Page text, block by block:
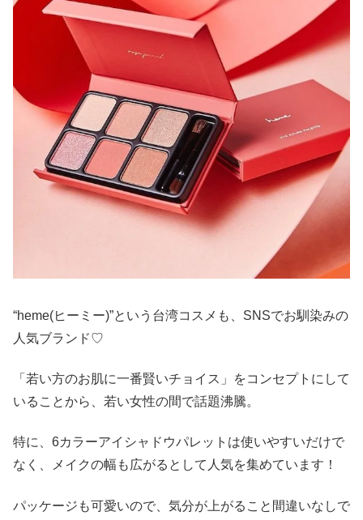
“heme(ヒーミー)”という台湾コスメも、SNSでお馴染みの
人気ブランド♡
「若い方のお肌に一番賢いチョイス」をコンセプトにして
いることから、若い女性の間で話題沸騰。
特に、6カラーアイシャドウパレットは使いやすいだけで
なく、メイクの幅も広がるとして人気を集めています！
パッケージも可愛いので、気分が上がること間違いなしで